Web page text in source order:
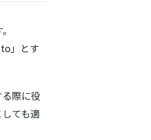
」とす
際に役
ても適